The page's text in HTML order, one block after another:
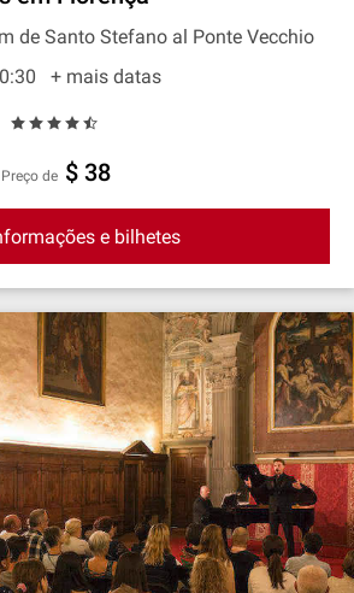
de Santo Stefano al Ponte Vecchio
+ mais datas
preço de $ 38
e bilhetes